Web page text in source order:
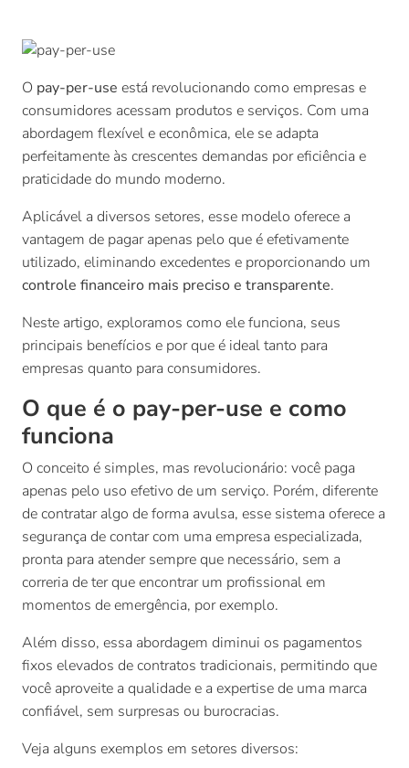
O pay-per-use está revolucionando como empresas e
consumidores acessam produtos e serviços. Com uma
abordagem flexível e econômica, ele se adapta
perfeitamente às crescentes demandas por eficiência e
praticidade do mundo moderno.
Aplicável a diversos setores, esse modelo oferece a
vantagem de pagar apenas pelo que é efetivamente
utilizado, eliminando excedentes e proporcionando um
controle financeiro mais preciso e transparente.
Neste artigo, exploramos como ele funciona, seus
principais benefícios e por que é ideal tanto para
empresas quanto para consumidores.
O que é o pay-per-use e como
funciona
O conceito é simples, mas revolucionário: você paga
apenas pelo uso efetivo de um serviço. Porém, diferente
de contratar algo de forma avulsa, esse sistema oferece a
segurança de contar com uma empresa especializada,
pronta para atender sempre que necessário, sem a
correria de ter que encontrar um profissional em
momentos de emergência, por exemplo.
Além disso, essa abordagem diminui os pagamentos
fixos elevados de contratos tradicionais, permitindo que
você aproveite a qualidade e a expertise de uma marca
confiável, sem surpresas ou burocracias.
Veja alguns exemplos em setores diversos: